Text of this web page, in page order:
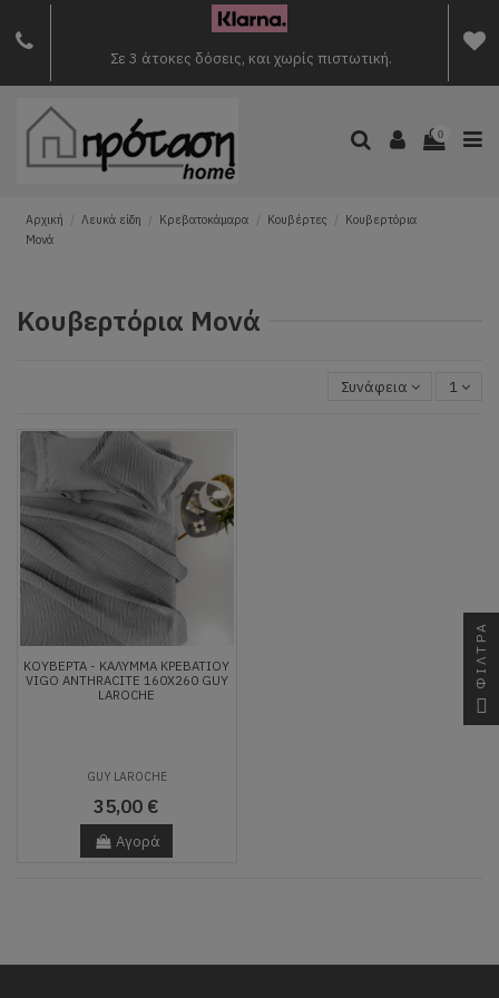
Σε 3 άτοκες δόσεις, και χωρίς πιστωτική.
0
Αρχική Λευκά είδη Κρεβατοκάμαρα Κουβέρτες
Κουβερτόρια
Μονά
Κουβερτόρια Μονά
Συνάφεια 1
ΚΟΥΒΈΡΤΑ - ΚΆΛΥΜΜΑ ΚΡΕΒΑΤΙΟΎ
VIGO ANTHRACITE 160X260 GUY
LAROCHE
GUY LAROCHE
35,00 €
Αγορά
ΦΙΛΤΡΑ